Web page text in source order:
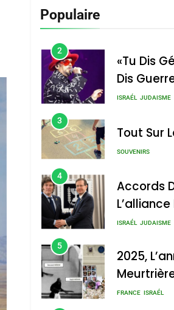
Populaire
Vanessa
2
«Tu Dis
Dis
Nouvelle
ISRAÉL JUDAISME
3
Tout Sur
SOUVENIRS
4
Accords
S’étendre
ISRAÉL JUDAISME
5
2025,
Rapport
FRANCE ISRAÉL